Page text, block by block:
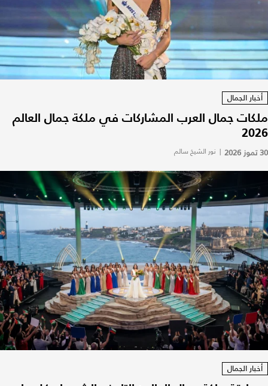
أخبار الجمال
ملكات جمال العرب المشاركات في ملكة جمال العالم
2026
30 تموز 2026 | نور الشيخ سالم
أخبار الجمال